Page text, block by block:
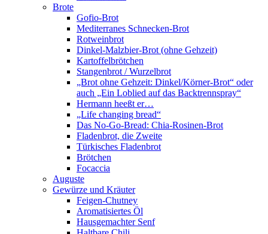
Brote
Gofio-Brot
Mediterranes Schnecken-Brot
Rotweinbrot
Dinkel-Malzbier-Brot (ohne Gehzeit)
Kartoffelbrötchen
Stangenbrot / Wurzelbrot
„Brot ohne Gehzeit: Dinkel/Körner-Brot“ oder
auch „Ein Loblied auf das Backtrennspray“
Hermann heeßt er…
„Life changing bread“
Das No-Go-Bread: Chia-Rosinen-Brot
Fladenbrot, die Zweite
Türkisches Fladenbrot
Brötchen
Focaccia
Auguste
Gewürze und Kräuter
Feigen-Chutney
Aromatisiertes Öl
Hausgemachter Senf